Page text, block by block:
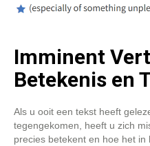
Imminent
Betekenis en
Als u ooit een tekst heeft
tegengekomen, heeft u zich
precies betekent en hoe het